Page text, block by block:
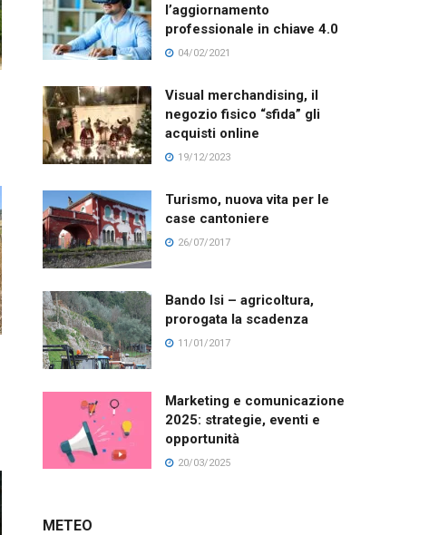
l’aggiornamento
professionale in chiave 4.0
04/02/2021
Visual merchandising, il
negozio fisico “sfida” gli
acquisti online
19/12/2023
Turismo, nuova vita per le
case cantoniere
26/07/2017
Bando Isi – agricoltura,
prorogata la scadenza
11/01/2017
Marketing e comunicazione
2025: strategie, eventi e
opportunità
20/03/2025
METEO